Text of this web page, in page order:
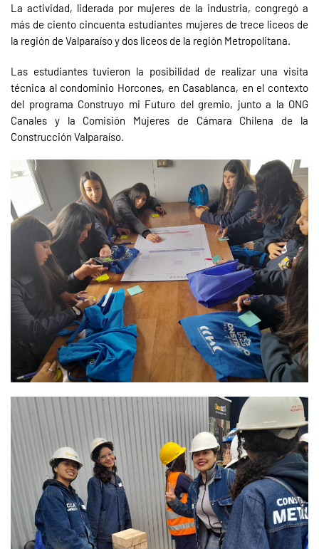
La actividad, liderada por mujeres de la industria, congregó a
más de ciento cincuenta estudiantes mujeres de trece liceos de
la región de Valparaíso y dos liceos de la región Metropolitana.
Las estudiantes tuvieron la posibilidad de realizar una visita
técnica al condominio Horcones, en Casablanca, en el contexto
del programa Construyo mi Futuro del gremio, junto a la ONG
Canales y la Comisión Mujeres de Cámara Chilena de la
Construcción Valparaíso.